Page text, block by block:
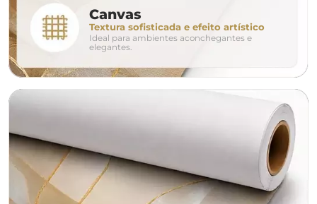
conjunto
avulso duo
o tamanho ideal para o seu ambiente é
Canvas
Textura sofisticada e efeito artístico
Ideal para ambientes aconchegantes e
elegantes.